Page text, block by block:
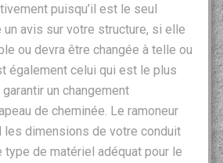
puisqu’il est le seul
un avis sur votre structure, si elle
ou devra être changée à telle ou
également celui qui est le plus
un changement
de cheminée. Le ramoneur
les dimensions de votre conduit
type de matériel adéquat pour le